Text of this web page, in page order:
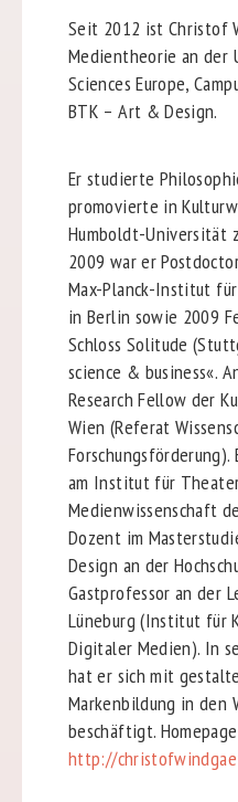
Seit 2012 ist Christof
Medientheorie an der
Sciences Europe,
BTK – Art & Design.
Er studierte
promovierte in
Humboldt-Universität
2009 war er
Max-Planck-Institut
in Berlin sowie 2009
Schloss Solitude
science & business«.
Research Fellow der
Wien (Referat
am Institut für
Medienwissenschaft
Dozent im
Design an der
Gastprofessor an der
Lüneburg (Institut für
Digitaler Medien). In
hat er sich mit
Markenbildung in den
beschäftigt.
http://